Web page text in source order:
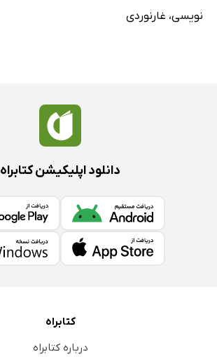
نویسی، غارنوردی
دانلود اپلیکیشن کتابراه
کتابراه
درباره کتابراه